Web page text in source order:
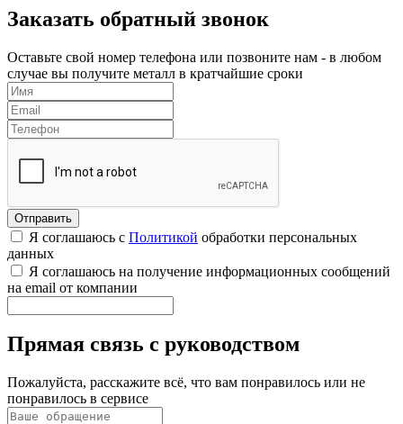
Заказать обратный звонок
Оставьте свой номер телефона или позвоните нам - в любом
случае вы получите металл в кратчайшие сроки
Я соглашаюсь с Политикой обработки персональных
данных
Я соглашаюсь на получение информационных сообщений
на email от компании
Прямая связь с руководством
Пожалуйста, расскажите всё, что вам понравилось или не
понравилось в сервисе